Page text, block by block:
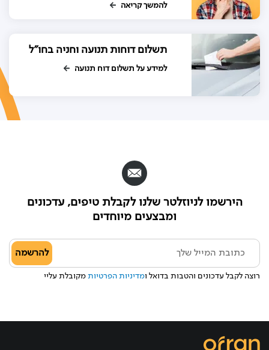
להמשך קריאה
תשלום דוחות תנועה וחניה בחו"ל
למידע על תשלום דוח תנועה
הירשמו לניוזלטר שלנו לקבלת טיפים, עדכונים
ומבצעים מיוחדים
רוצה לקבל עדכונים והטבות בדואל ומדיניות הפרטיות מקובלת עליי
להרשמה